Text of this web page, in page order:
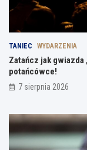
TANIEC WYDARZENIA
Zatańcz jak gwiazda
potańcówce!
7 sierpnia 2026